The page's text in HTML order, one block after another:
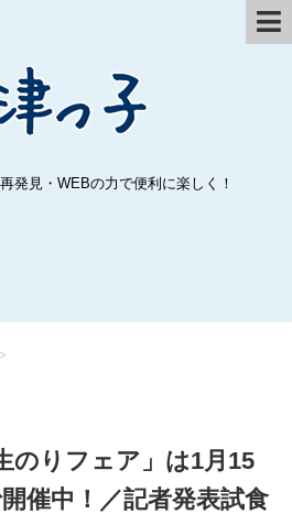
発見・WEBの力で便利に楽しく！
>
のりフェア」は1月15
催中！／記者発表試食